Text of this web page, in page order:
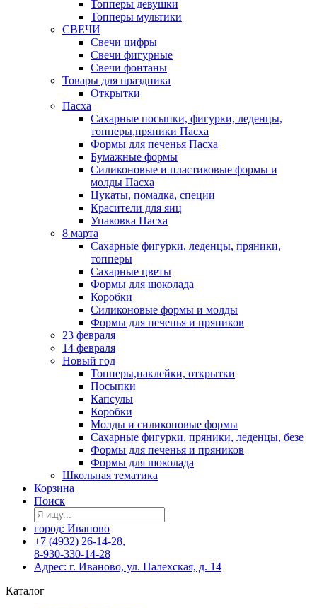
Топперы девушки
Топперы мультики
СВЕЧИ
Свечи цифры
Свечи фигурные
Свечи фонтаны
Товары для праздника
Открытки
Пасха
Сахарные посыпки, фигурки, леденцы,
топперы,пряники Пасха
Формы для печенья Пасха
Бумажные формы
Силиконовые и пластиковые формы и
молды Пасха
Цукаты, помадка, специи
Красители для яиц
Упаковка Пасха
8 марта
Сахарные фигурки, леденцы, пряники,
топперы
Сахарные цветы
Формы для шоколада
Коробки
Силиконовые формы и молды
Формы для печенья и пряников
23 февраля
14 февраля
Новый год
Топперы,наклейки, открытки
Посыпки
Капсулы
Коробки
Молды и силиконовые формы
Сахарные фигурки, пряники, леденцы, безе
Формы для печенья и пряников
Формы для шоколада
Школьная тематика
Корзина
Поиск
город: Иваново
+7 (4932) 26-14-28,
8-930-330-14-28
Адрес: г. Иваново, ул. Палехская, д. 14
Каталог